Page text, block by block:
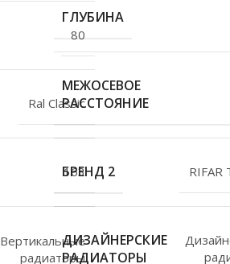
80
Ral Classic
163
Вертикальные
радиаторы
ГЛУБИНА
МЕЖОСЕВОЕ
РАССТОЯНИЕ
БРЕНД 2 RIFAR
ДИЗАЙНЕРСКИЕ
РАДИАТОРЫ